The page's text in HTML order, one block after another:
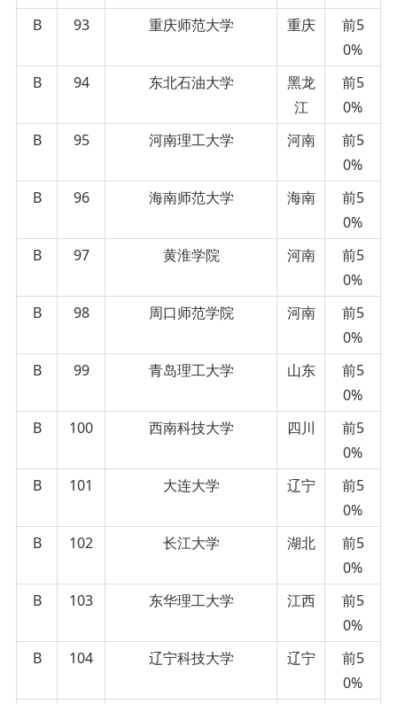
B
93 重庆师范大学 重庆
前5
0%
B
94 东北石油大学
黑龙
江
前5
0%
B
95 河南理工大学 河南
前5
0%
B
96 海南师范大学 海南
前5
0%
B
97 黄淮学院 河南
前5
0%
B
98 周口师范学院 河南
前5
0%
B
99 青岛理工大学 山东
前5
0%
B
100 西南科技大学 四川
前5
0%
B
101 大连大学 辽宁
前5
0%
B
102 长江大学 湖北
前5
0%
B
103 东华理工大学 江西
前5
0%
B
104 辽宁科技大学 辽宁
前5
0%